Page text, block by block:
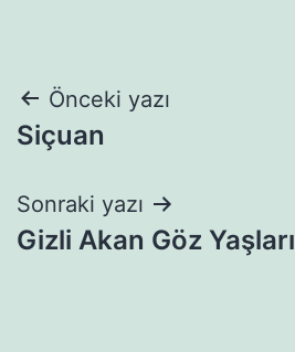
Yazı
gezinmesi
Önceki yazı
Siçuan
Sonraki yazı
Gizli Akan Göz Yaşları